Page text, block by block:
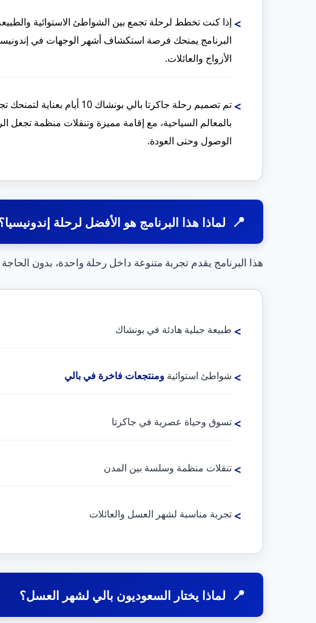
إذا كنت تخطط لرحلة تجمع بين الشواطئ الاستوائية والطبيعة
الأزواج والعائلات.
تم تصميم رحلة جاكرتا بالي
بالمعالم السياحية، مع إقامة مميزة وتنقلات منظمة تجعل
الوصول وحتى العودة.
لماذا هذا البرنامج هو الأفضل لرحلة
هذا البرنامج يقدم تجربة متنوعة داخل رحلة واحدة، بدون
طبيعة جبلية هادئة في بونشاك
شواطئ استوائيةومنتجعات فاخرة في بالي
تسوق وحياة عصرية في جاكرتا
تنقلات منظمة وسلسة بين المدن
تجربة مناسبة لشهر العسل والعائلات
لماذا يختار السعوديون بالي لشهر العسل؟